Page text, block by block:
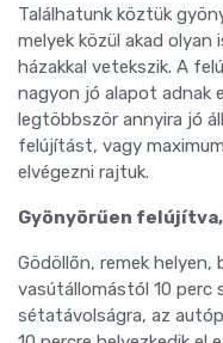
Találhatunk köztük
melyek közül akad olyan
házakkal vetekszik. A
nagyon jó alapot adnak
legtöbbször annyira jó
felújítást, vagy
elvégezni rajtuk.
Gyönyörűen
Gödöllőn, remek
vasútállomástól 10 perc
sétatávolságra, az